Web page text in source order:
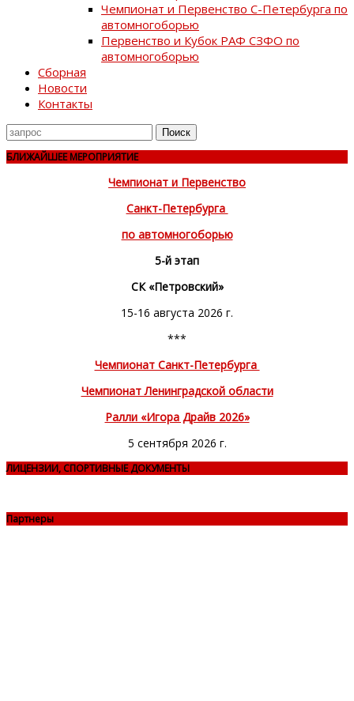
Чемпионат и Первенство С-Петербурга по
автомногоборью
Первенство и Кубок РАФ СЗФО по
автомногоборью
Сборная
Новости
Контакты
Поиск
для
БЛИЖАЙШЕЕ МЕРОПРИЯТИЕ
Чемпионат и Первенство
Санкт-Петербурга
по автомногоборью
5-й этап
СК «Петровский»
15-16 августа 2026 г.
***
Чемпионат Санкт-Петербурга
Чемпионат Ленинградской области
Ралли «Игора Драйв 2026»
5 сентября 2026 г.
ЛИЦЕНЗИИ, СПОРТИВНЫЕ ДОКУМЕНТЫ
Партнеры